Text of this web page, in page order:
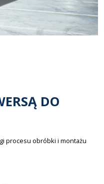
DO
procesu obróbki i montażu